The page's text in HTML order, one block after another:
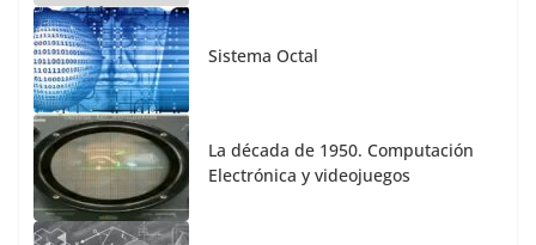
Sistema Octal
La década de 1950. Computación
Electrónica y videojuegos